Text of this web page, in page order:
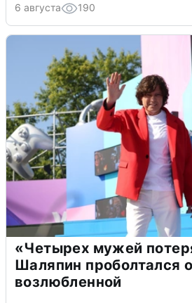
6 августа 190
«Четырех мужей
Шаляпин проболтался
возлюбленной